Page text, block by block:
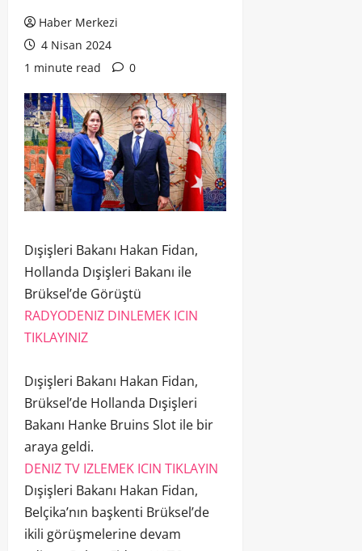
Haber Merkezi
4 Nisan 2024
1 minute read
0
Dışişleri Bakanı Hakan Fidan,
Hollanda Dışişleri Bakanı ile
Brüksel’de Görüştü
RADYODENIZ DINLEMEK ICIN
TIKLAYINIZ
Dışişleri Bakanı Hakan Fidan,
Brüksel’de Hollanda Dışişleri
Bakanı Hanke Bruins Slot ile bir
araya geldi.
DENIZ TV IZLEMEK ICIN TIKLAYIN
Dışişleri Bakanı Hakan Fidan,
Belçika’nın başkenti Brüksel’de
ikili görüşmelerine devam